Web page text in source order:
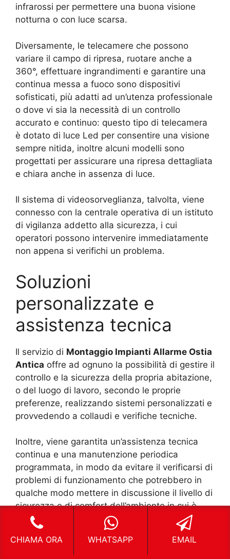
infrarossi per permettere una buona visione
notturna o con luce scarsa.
Diversamente, le telecamere che possono
variare il campo di ripresa, ruotare anche a
360°, effettuare ingrandimenti e garantire una
continua messa a fuoco sono dispositivi
sofisticati, più adatti ad un’utenza professionale
o dove vi sia la necessità di un controllo
accurato e continuo: questo tipo di telecamera
è dotato di luce Led per consentire una visione
sempre nitida, inoltre alcuni modelli sono
progettati per assicurare una ripresa dettagliata
e chiara anche in assenza di luce.
Il sistema di videosorveglianza, talvolta, viene
connesso con la centrale operativa di un istituto
di vigilanza addetto alla sicurezza, i cui
operatori possono intervenire immediatamente
non appena si verifichi un problema.
Soluzioni
personalizzate e
assistenza tecnica
Il servizio di Montaggio Impianti Allarme Ostia
Antica offre ad ognuno la possibilità di gestire il
controllo e la sicurezza della propria abitazione,
o del luogo di lavoro, secondo le proprie
preferenze, realizzando sistemi personalizzati e
provvedendo a collaudi e verifiche tecniche.
Inoltre, viene garantita un’assistenza tecnica
continua e una manutenzione periodica
programmata, in modo da evitare il verificarsi di
problemi di funzionamento che potrebbero in
qualche modo mettere in discussione il livello di
sicurezza e di comfort dell’ambiente in cui è
installato l’impianto.
ELENCO DEI
CHIAMA ORA WHATSAPP EMAIL